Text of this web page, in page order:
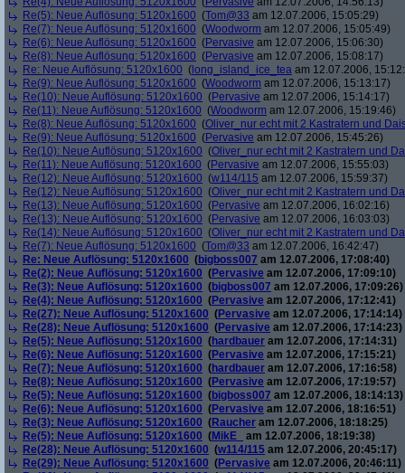
Re(5): Neue Auflösung: 5120x1600 (Tom@33 am 12.07.2006, 15:05:29)
Re(7): Neue Auflösung: 5120x1600 (Woodworm am 12.07.2006, 15:05:49)
Re(6): Neue Auflösung: 5120x1600 (Pervasive am 12.07.2006, 15:06:30)
Re(8): Neue Auflösung: 5120x1600 (Pervasive am 12.07.2006, 15:08:17)
Re: Neue Auflösung: 5120x1600 ( long_island_ice_tea am 12.07.2006,
Re(9): Neue Auflösung: 5120x1600 (Woodworm am 12.07.2006, 15:13:17)
Re(10): Neue Auflösung: 5120x1600 (Pervasive am 12.07.2006, 15:14:17)
Re(11): Neue Auflösung: 5120x1600 (Woodworm am 12.07.2006, 15:19:46)
Re(8): Neue Auflösung: 5120x1600 (Oliver_nur echt mit 2 Kastratern und
Re(9): Neue Auflösung: 5120x1600 (Pervasive am 12.07.2006, 15:45:26)
Re(10): Neue Auflösung: 5120x1600 (Oliver_nur echt mit 2 Kastratern und
Re(11): Neue Auflösung: 5120x1600 (Pervasive am 12.07.2006, 15:55:03)
Re(12): Neue Auflösung: 5120x1600 (w114/115 am 12.07.2006, 15:59:37)
Re(12): Neue Auflösung: 5120x1600 (Oliver_nur echt mit 2 Kastratern und
Re(13): Neue Auflösung: 5120x1600 (Pervasive am 12.07.2006, 16:02:16)
Re(13): Neue Auflösung: 5120x1600 (Pervasive am 12.07.2006, 16:03:03)
Re(14): Neue Auflösung: 5120x1600 (Oliver_nur echt mit 2 Kastratern und
Re(7): Neue Auflösung: 5120x1600 (Tom@33 am 12.07.2006, 16:42:47)
Re: Neue Auflösung: 5120x1600 (bigboss007 am 12.07.2006, 17:08:40)
Re(2): Neue Auflösung: 5120x1600 (Pervasive am 12.07.2006, 17:09:10)
Re(3): Neue Auflösung: 5120x1600 (bigboss007 am 12.07.2006, 17:09:26)
Re(4): Neue Auflösung: 5120x1600 (Pervasive am 12.07.2006, 17:12:41)
Re(27): Neue Auflösung: 5120x1600 (Pervasive am 12.07.2006, 17:14:14)
Re(28): Neue Auflösung: 5120x1600 (Pervasive am 12.07.2006, 17:14:23)
Re(5): Neue Auflösung: 5120x1600 (hardbauer am 12.07.2006, 17:14:31)
Re(6): Neue Auflösung: 5120x1600 (Pervasive am 12.07.2006, 17:15:21)
Re(7): Neue Auflösung: 5120x1600 (hardbauer am 12.07.2006, 17:16:58)
Re(8): Neue Auflösung: 5120x1600 (Pervasive am 12.07.2006, 17:19:57)
Re(5): Neue Auflösung: 5120x1600 (bigboss007 am 12.07.2006, 18:14:13)
Re(6): Neue Auflösung: 5120x1600 (Pervasive am 12.07.2006, 18:16:51)
Re(3): Neue Auflösung: 5120x1600 (Raucher am 12.07.2006, 18:18:25)
Re(5): Neue Auflösung: 5120x1600 (MikE_
am 12.07.2006, 18:19:38)
Re(28): Neue Auflösung: 5120x1600 (w114/115 am 12.07.2006, 20:45:17)
Re(29): Neue Auflösung: 5120x1600 (Pervasive am 12.07.2006, 20:46:11)